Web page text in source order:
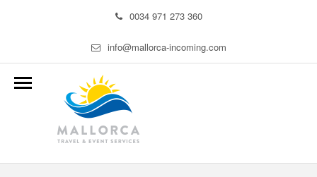
0034 971 273 360
info@mallorca-incoming.com